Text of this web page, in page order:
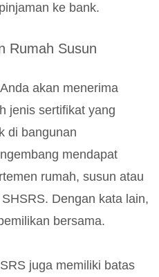
ke bank.
Rumah Susun
akan menerima
jenis sertifikat yang
di bangunan
mendapat
rumah, susun atau
Dengan kata lain,
bersama.
juga memiliki batas